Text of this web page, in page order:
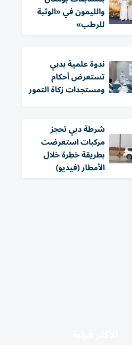
والليمون في «الوثبة
للرطب»
ندوة علمية بدبي
تستعرض أحكام
ومستجدات زكاة التمور
شرطة دبي تحجز
مركبات استعرضت
بطريقة خطِرة خلال
الأمطار (فيديو)